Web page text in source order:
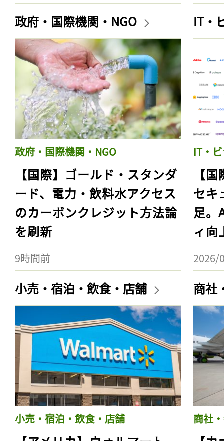
政府・国際機関・NGO
政府・国際機関・NGO
【国際】ゴールド・スタンダ
ード、電力・飲料水アクセス
のカーボンクレジット方法論
を刷新
9時間前
IT・
IT・
【
セキ
足。
ィ向
2026/
小売・宿泊・飲食・店舗
小売・宿泊・飲食・店舗
商社
商社